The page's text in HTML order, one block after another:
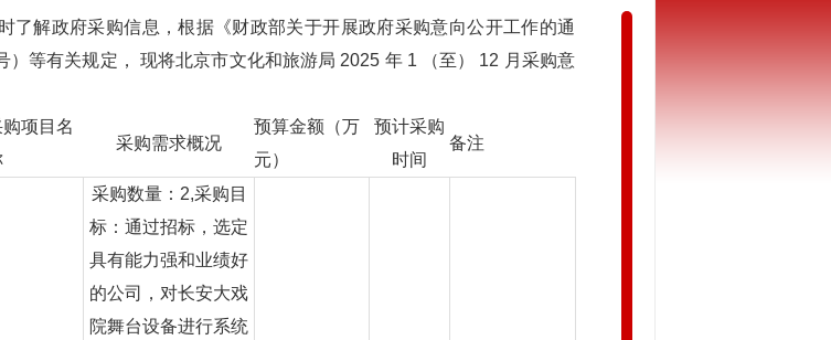
了解政府采购信息，根据《财政部关于开展政府采购意向公开工作的通
）等有关规定， 现将北京市文化和旅游局 2025 年 1 （至） 12 月采购意
项目名
采购需求概况
预算金额（万
元）
预计采购
时间
备注
采购数量：2,采购目
标：通过招标，选定
具有能力强和业绩好
的公司，对长安大戏
院舞台设备进行系统